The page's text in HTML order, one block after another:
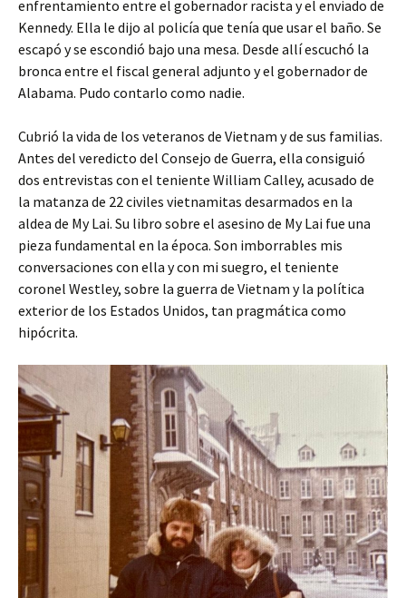
enfrentamiento entre el gobernador racista y el enviado de
Kennedy. Ella le dijo al policía que tenía que usar el baño. Se
escapó y se escondió bajo una mesa. Desde allí escuchó la
bronca entre el fiscal general adjunto y el gobernador de
Alabama. Pudo contarlo como nadie.
Cubrió la vida de los veteranos de Vietnam y de sus familias.
Antes del veredicto del Consejo de Guerra, ella consiguió
dos entrevistas con el teniente William Calley, acusado de
la matanza de 22 civiles vietnamitas desarmados en la
aldea de My Lai. Su libro sobre el asesino de My Lai fue una
pieza fundamental en la época. Son imborrables mis
conversaciones con ella y con mi suegro, el teniente
coronel Westley, sobre la guerra de Vietnam y la política
exterior de los Estados Unidos, tan pragmática como
hipócrita.